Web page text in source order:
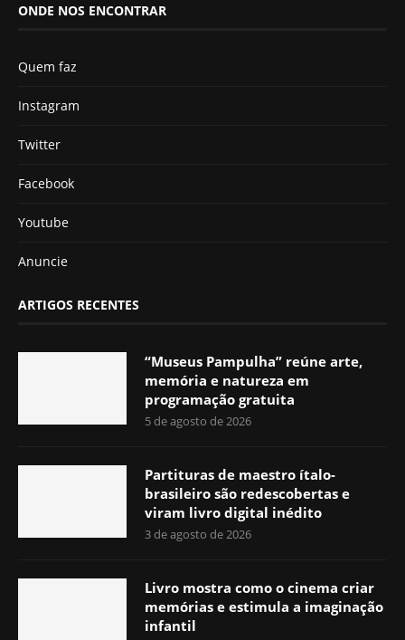
ONDE NOS ENCONTRAR
Quem faz
Instagram
Twitter
Facebook
Youtube
Anuncie
ARTIGOS RECENTES
“Museus Pampulha” reúne arte,
memória e natureza em
programação gratuita
5 de agosto de 2026
Partituras de maestro ítalo-
brasileiro são redescobertas e
viram livro digital inédito
3 de agosto de 2026
Livro mostra como o cinema criar
memórias e estimula a imaginação
infantil